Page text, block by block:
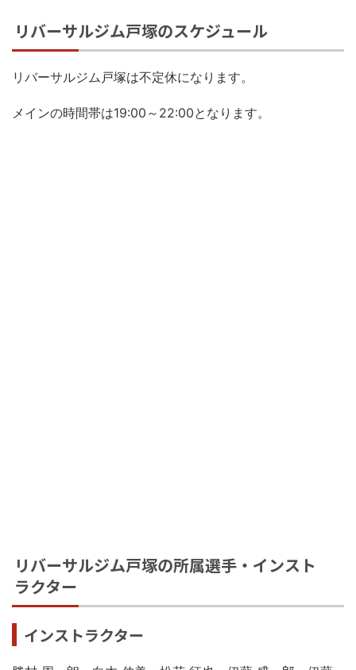
リバーサルジム戸塚のスケジュール
リバーサルジム戸塚は不定休になります。
メインの時間帯は19:00～22:00となります。
リバーサルジム戸塚の所属選手・インスト
ラクター
インストラクター